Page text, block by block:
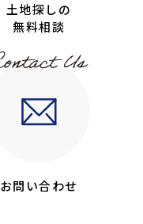
土地探しの
無料相談
お問い合わせ